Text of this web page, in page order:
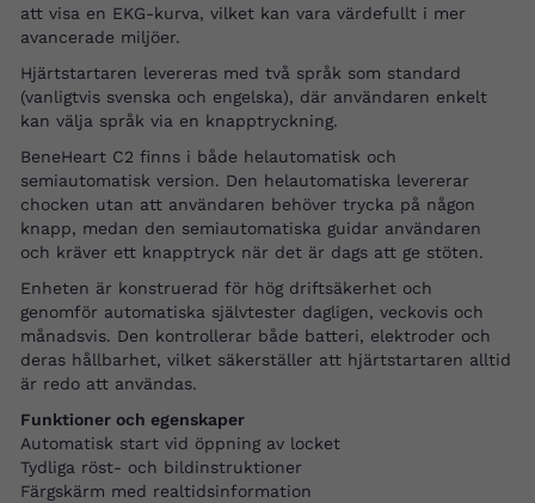
att visa en EKG-kurva, vilket kan vara värdefullt i mer
avancerade miljöer.
Hjärtstartaren levereras med två språk som standard
(vanligtvis svenska och engelska), där användaren enkelt
kan välja språk via en knapptryckning.
BeneHeart C2 finns i både helautomatisk och
semiautomatisk version. Den helautomatiska levererar
chocken utan att användaren behöver trycka på någon
knapp, medan den semiautomatiska guidar användaren
och kräver ett knapptryck när det är dags att ge stöten.
Enheten är konstruerad för hög driftsäkerhet och
genomför automatiska självtester dagligen, veckovis och
månadsvis. Den kontrollerar både batteri, elektroder och
deras hållbarhet, vilket säkerställer att hjärtstartaren alltid
är redo att användas.
Funktioner och egenskaper
Automatisk start vid öppning av locket
Tydliga röst- och bildinstruktioner
Färgskärm med realtidsinformation